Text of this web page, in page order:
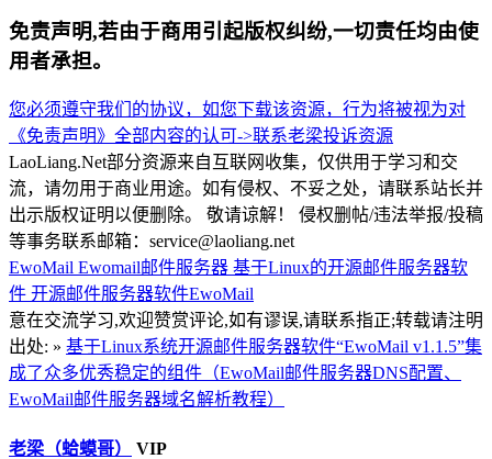
免责声明,若由于商用引起版权纠纷,一切责任均由使
用者承担。
您必须遵守我们的协议，如您下载该资源，行为将被视为对
《免责声明》全部内容的认可->联系老梁投诉资源
LaoLiang.Net部分资源来自互联网收集，仅供用于学习和交
流，请勿用于商业用途。如有侵权、不妥之处，请联系站长并
出示版权证明以便删除。 敬请谅解！ 侵权删帖/违法举报/投稿
等事务联系邮箱：service@laoliang.net
EwoMail Ewomail邮件服务器 基于Linux的开源邮件服务器软
件 开源邮件服务器软件EwoMail
意在交流学习,欢迎赞赏评论,如有谬误,请联系指正;转载请注明
出处: » 基于Linux系统开源邮件服务器软件“EwoMail v1.1.5”集
成了众多优秀稳定的组件（EwoMail邮件服务器DNS配置、
EwoMail邮件服务器域名解析教程）
老梁（蛤蟆哥） VIP